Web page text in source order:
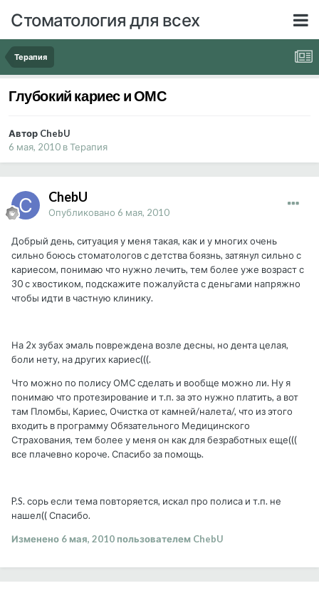
Стоматология для всех
Терапия
Глубокий кариес и ОМС
Автор ChebU
6 мая, 2010 вТерапия
ChebU
Опубликовано 6 мая, 2010
Добрый день, ситуация у меня такая, как и у многих очень
сильно боюсь стоматологов с детства боязнь, затянул сильно с
кариесом, понимаю что нужно лечить, тем более уже возраст с
30 с хвостиком, подскажите пожалуйста с деньгами напряжно
чтобы идти в частную клинику.
На 2х зубах эмаль повреждена возле десны, но дента целая,
боли нету, на других кариес(((.
Что можно по полису ОМС сделать и вообще можно ли. Ну я
понимаю что протезирование и т.п. за это нужно платить, а вот
там Пломбы, Кариес, Очистка от камней/налета/, что из этого
входить в программу Обязательного Медицинского
Страхования, тем более у меня он как для безработных еще(((
все плачевно короче. Спасибо за помощь.
P.S. сорь если тема повторяется, искал про полиса и т.п. не
нашел(( Спасибо.
Изменено 6 мая, 2010пользователем ChebU